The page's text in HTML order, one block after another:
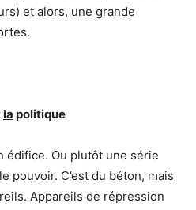
et alors, une grande
la politique
édifice. Ou plutôt une série
pouvoir. C’est du béton, mais
Appareils de répression